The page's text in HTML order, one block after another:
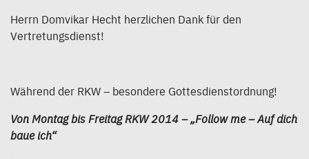
Herrn Domvikar Hecht herzlichen Dank für den
Vertretungsdienst!
Während der RKW – besondere Gottesdienstordnung!
Von Montag bis Freitag RKW 2014 – „Follow me – Auf dich
baue ich“